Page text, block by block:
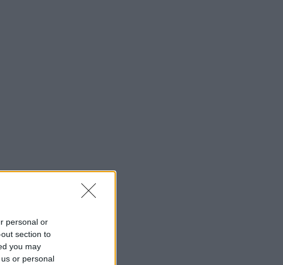
personal or
section to
you may
or personal